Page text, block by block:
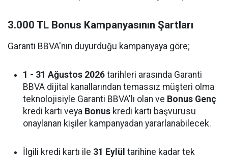
3.000 TL Bonus Kampanyasının Şartları
Garanti BBVA'nın duyurduğu kampanyaya göre;
1 - 31 Ağustos 2026 tarihleri arasında Garanti
BBVA dijital kanallarından temassız müşteri olma
teknolojisiyle Garanti BBVA'lı olan ve Bonus Genç
kredi kartı veya Bonus kredi kartı başvurusu
onaylanan kişiler kampanyadan yararlanabilecek.
İlgili kredi kartı ile 31 Eylül tarihine kadar tek